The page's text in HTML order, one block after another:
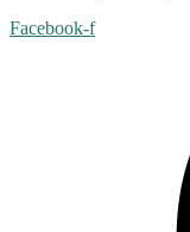
Facebook-f